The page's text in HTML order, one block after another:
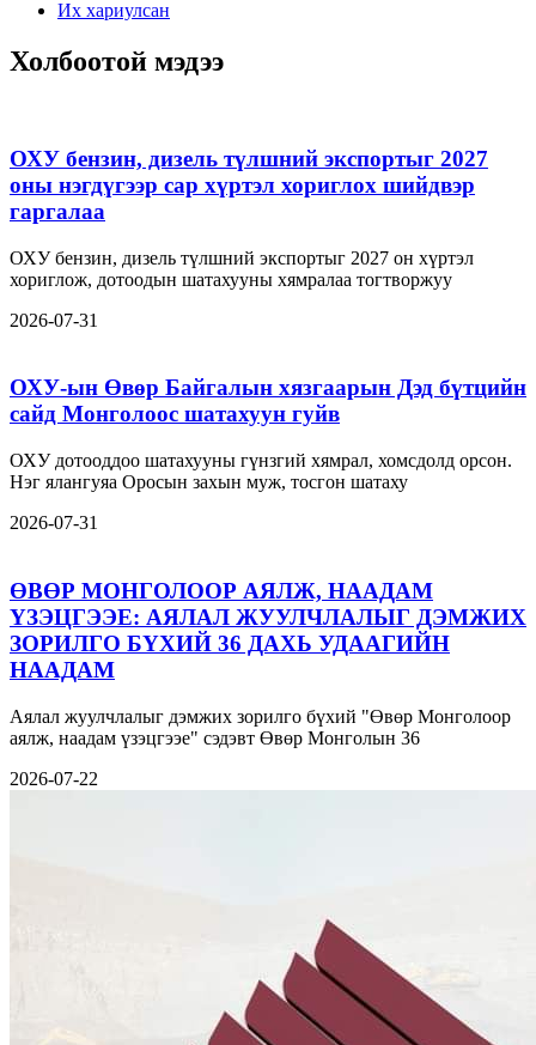
Их хариулсан
Холбоотой мэдээ
ОХУ бензин, дизель түлшний экспортыг 2027
оны нэгдүгээр сар хүртэл хориглох шийдвэр
гаргалаа
ОХУ бензин, дизель түлшний экспортыг 2027 он хүртэл
хориглож, дотоодын шатахууны хямралаа тогтворжуу
2026-07-31
ОХУ-ын Өвөр Байгалын хязгаарын Дэд бүтцийн
сайд Монголоос шатахуун гуйв
ОХУ дотооддоо шатахууны гүнзгий хямрал, хомсдолд орсон.
Нэг ялангуяа Оросын захын муж, тосгон шатаху
2026-07-31
ӨВӨР МОНГОЛООР АЯЛЖ, НААДАМ
ҮЗЭЦГЭЭЕ: АЯЛАЛ ЖУУЛЧЛАЛЫГ ДЭМЖИХ
ЗОРИЛГО БҮХИЙ 36 ДАХЬ УДААГИЙН
НААДАМ
Аялал жуулчлалыг дэмжих зорилго бүхий "Өвөр Монголоор
аялж, наадам үзэцгээе" сэдэвт Өвөр Монголын 36
2026-07-22